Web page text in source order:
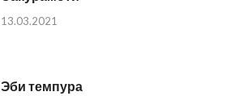
13.03.2021
Эби темпура